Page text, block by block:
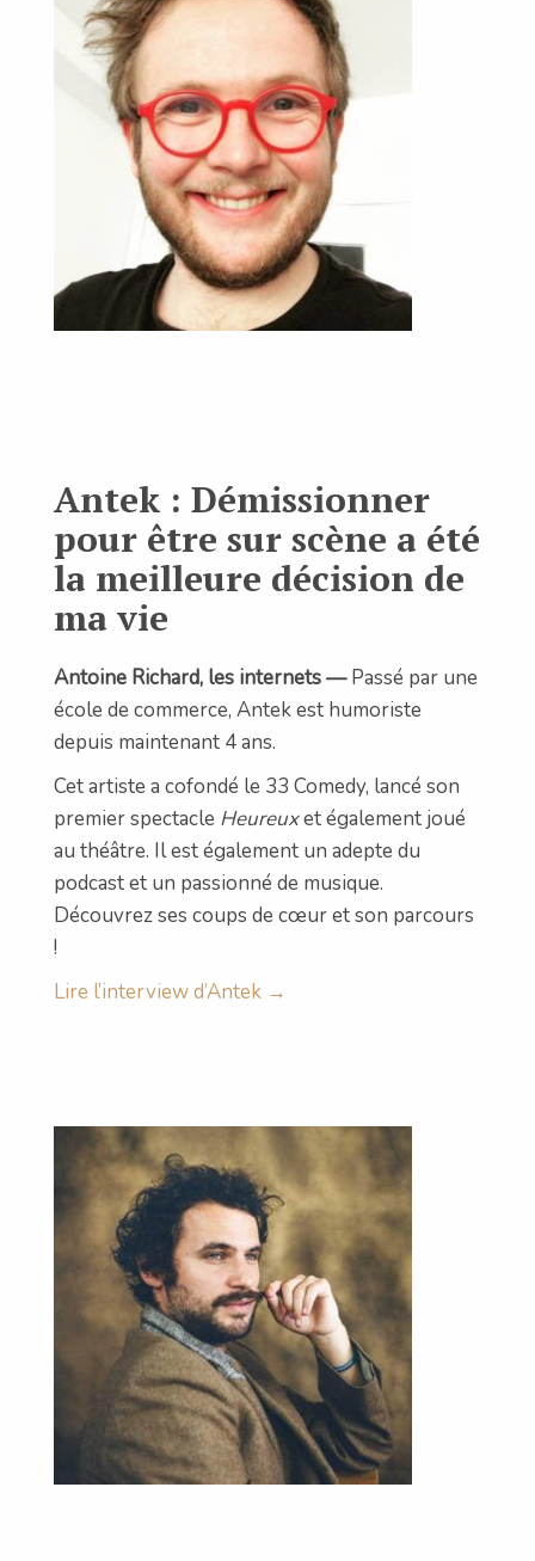
Antek : Démissionner
pour être sur scène a été
la meilleure décision de
ma vie
Antoine Richard, les internets —Passé par une
école de commerce, Antek est humoriste
depuis maintenant 4 ans.
Cet artiste a cofondé le 33 Comedy, lancé son
premier spectacle Heureuxet également joué
au théâtre. Il est également un adepte du
podcast et un passionné de musique.
Découvrez ses coups de cœur et son parcours
!
Lire l’interview d’Antek →